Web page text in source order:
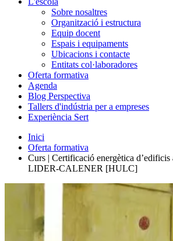
Sobre nosaltres
Organització i estructura
Equip docent
Espais i equipaments
Ubicacions i contacte
Entitats col·laboradores
Oferta formativa
Agenda
Blog Perspectiva
Tallers d'indústria per a empreses
Experiència Sert
Inici
Oferta formativa
Curs | Certificació energètica
LIDER-CALENER [HULC]